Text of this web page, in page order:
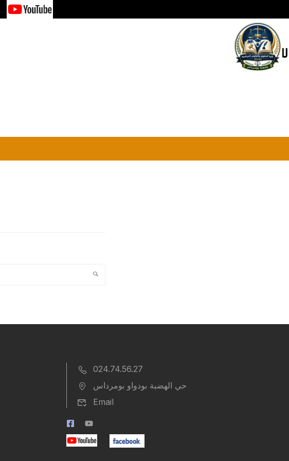
للإتـصـال
024.74.56.27
حي الهضبة بودواو بومرداس
Email